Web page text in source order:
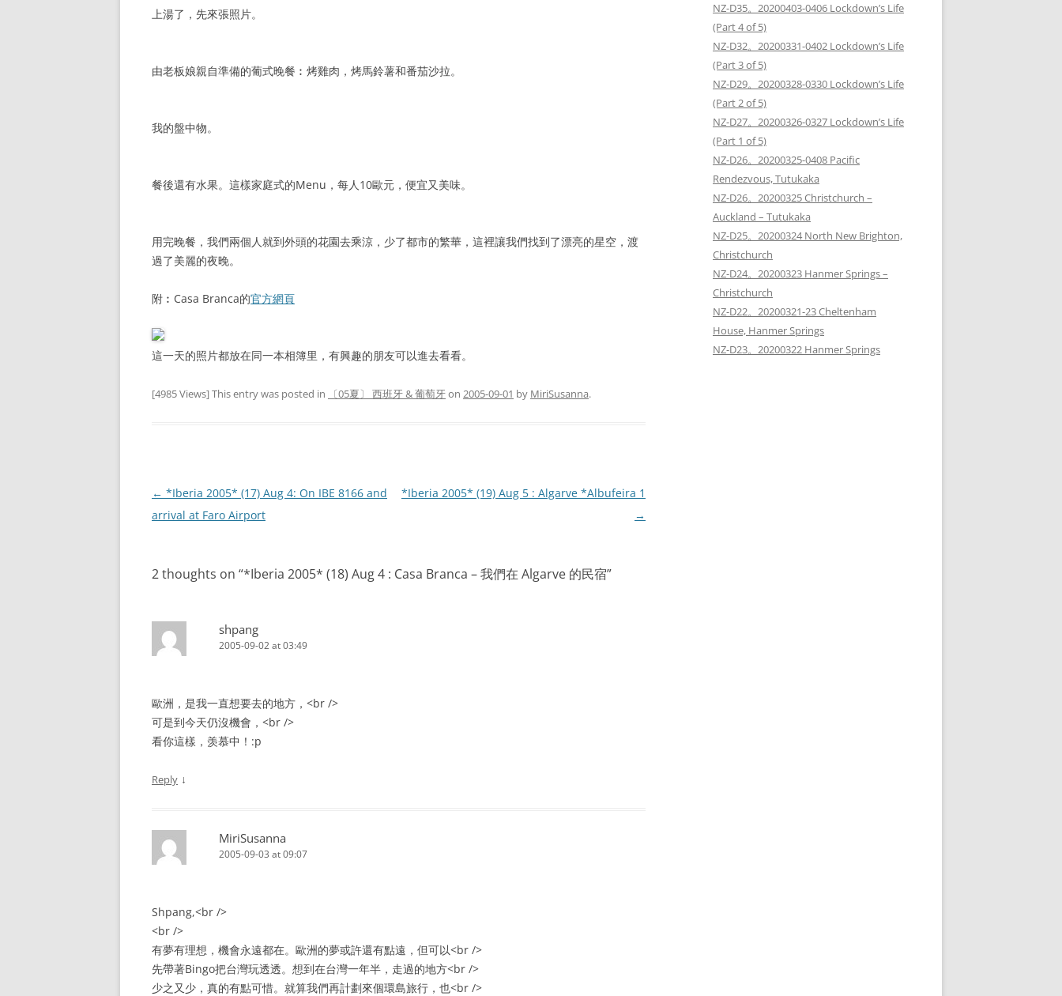
上湯了，先來張照片。
由老板娘親自準備的葡式晚餐︰烤雞肉，烤馬鈴薯和番茄沙拉。
我的盤中物。
餐後還有水果。這樣家庭式的Menu，每人10歐元，便宜又美味。
用完晚餐，我們兩個人就到外頭的花園去乘涼，少了都市的繁華，這裡讓我們找到了漂亮的星空，渡
過了美麗的夜晚。
附︰Casa Branca的官方網頁
這一天的照片都放在同一本相簿里，有興趣的朋友可以進去看看。
[4985 Views] This entry was posted in 〔05夏〕 西班牙 & 葡萄牙on 2005-09-01 by MiriSusanna.
Post
navigation
← *Iberia 2005* (17) Aug 4: On IBE 8166 and
arrival at Faro Airport
*Iberia 2005* (19) Aug 5 : Algarve *Albufeira 1
→
2 thoughts on “*Iberia 2005* (18) Aug 4 : Casa Branca – 我們在 Algarve 的民宿”
shpang
2005-09-02 at 03:49
歐洲，是我一直想要去的地方，<br />
可是到今天仍沒機會，<br />
看你這樣，羡慕中！:p
Reply ↓
MiriSusanna
2005-09-03 at 09:07
Shpang,<br />
<br />
有夢有理想，機會永遠都在。歐洲的夢或許還有點遠，但可以<br />
先帶著Bingo把台灣玩透透。想到在台灣一年半，走過的地方<br />
少之又少，真的有點可惜。就算我們再計劃來個環島旅行，也<br />
NZ-D35。20200403-0406 Lockdown’s Life
(Part 4 of 5)
NZ-D32。20200331-0402 Lockdown’s Life
(Part 3 of 5)
NZ-D29。20200328-0330 Lockdown’s Life
(Part 2 of 5)
NZ-D27。20200326-0327 Lockdown’s Life
(Part 1 of 5)
NZ-D26。20200325-0408 Pacific
Rendezvous, Tutukaka
NZ-D26。20200325 Christchurch –
Auckland – Tutukaka
NZ-D25。20200324 North New Brighton,
Christchurch
NZ-D24。20200323 Hanmer Springs –
Christchurch
NZ-D22。20200321-23 Cheltenham
House, Hanmer Springs
NZ-D23。20200322 Hanmer Springs